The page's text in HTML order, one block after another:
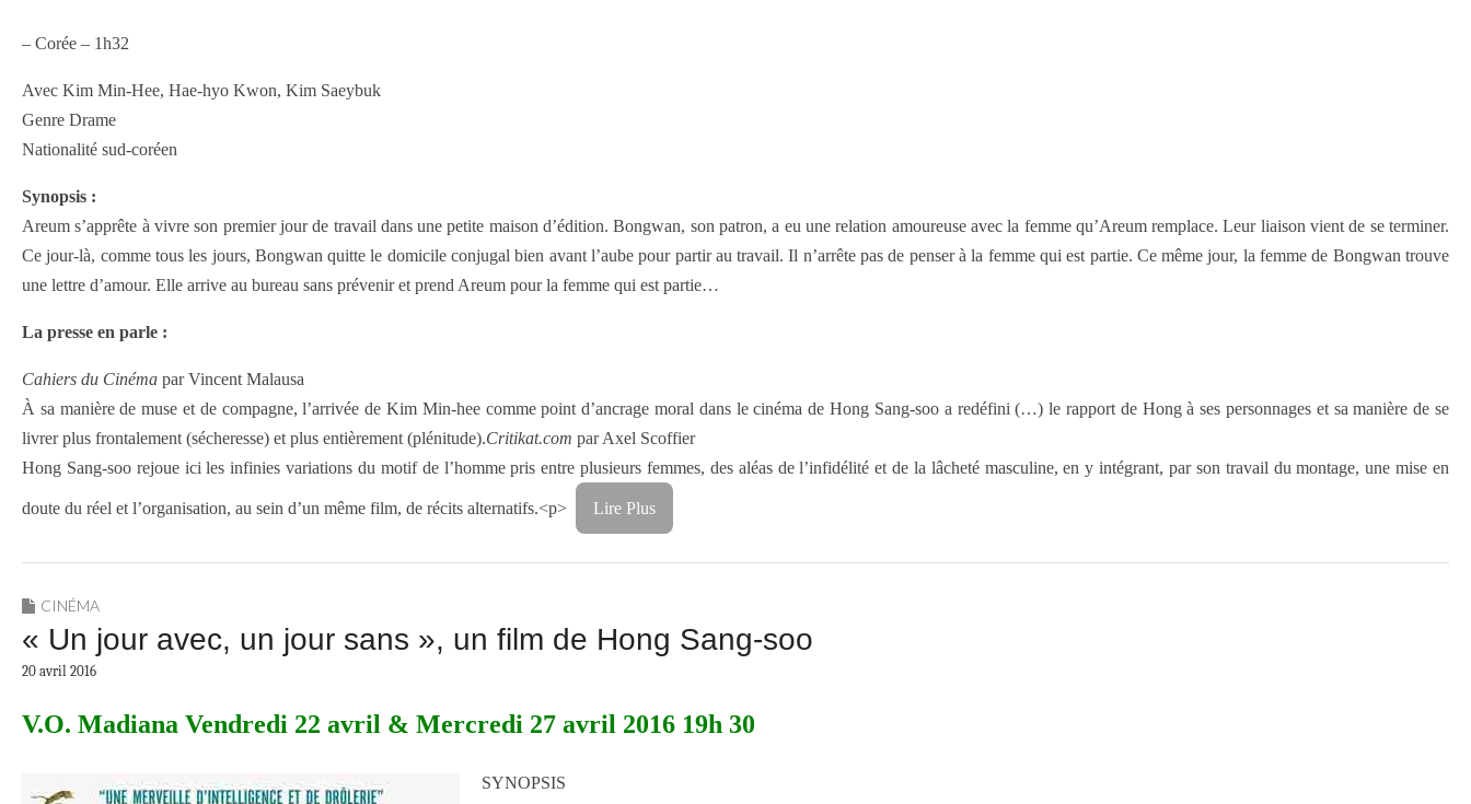
– Corée – 1h32
Avec Kim Min-Hee, Hae-hyo Kwon, Kim Saeybuk
Genre Drame
Nationalité sud-coréen
Synopsis :
Areum s’apprête à vivre son premier jour de travail dans une petite maison d’édition. Bongwan, son patron, a eu une relation amoureuse avec la femme qu’Areum remplace. Leur liaison vient de se terminer.
Ce jour-là, comme tous les jours, Bongwan quitte le domicile conjugal bien avant l’aube pour partir au travail. Il n’arrête pas de penser à la femme qui est partie. Ce même jour, la femme de Bongwan trouve
une lettre d’amour. Elle arrive au bureau sans prévenir et prend Areum pour la femme qui est partie…
La presse en parle :
Cahiers du Cinéma par Vincent Malausa
À sa manière de muse et de compagne, l’arrivée de Kim Min-hee comme point d’ancrage moral dans le cinéma de Hong Sang-soo a redéfini (…) le rapport de Hong à ses personnages et sa manière de se
livrer plus frontalement (sécheresse) et plus entièrement (plénitude).Critikat.com par Axel Scoffier
Hong Sang-soo rejoue ici les infinies variations du motif de l’homme pris entre plusieurs femmes, des aléas de l’infidélité et de la lâcheté masculine, en y intégrant, par son travail du montage, une mise en
doute du réel et l’organisation, au sein d’un même film, de récits alternatifs.<p> Lire Plus
CINÉMA
« Un jour avec, un jour sans », un film de Hong Sang-soo
20 avril 2016
V.O. Madiana Vendredi 22 avril & Mercredi 27 avril 2016 19h 30
SYNOPSIS